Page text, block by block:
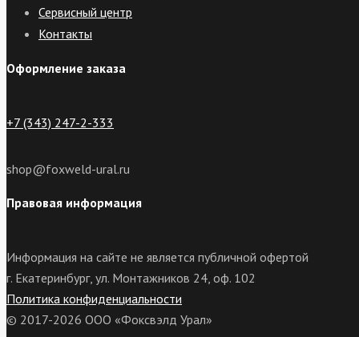
Сервисный центр
Контакты
Оформление заказа
+7 (343) 247-2-333
shop@foxweld-ural.ru
Правовая информация
Информация на сайте не является публичной офертой
г. Екатеринбург, ул. Монтажников 24, оф. 102
Политика конфиденциальности
© 2017-2026 ООО «Фоксвэлд Урал»